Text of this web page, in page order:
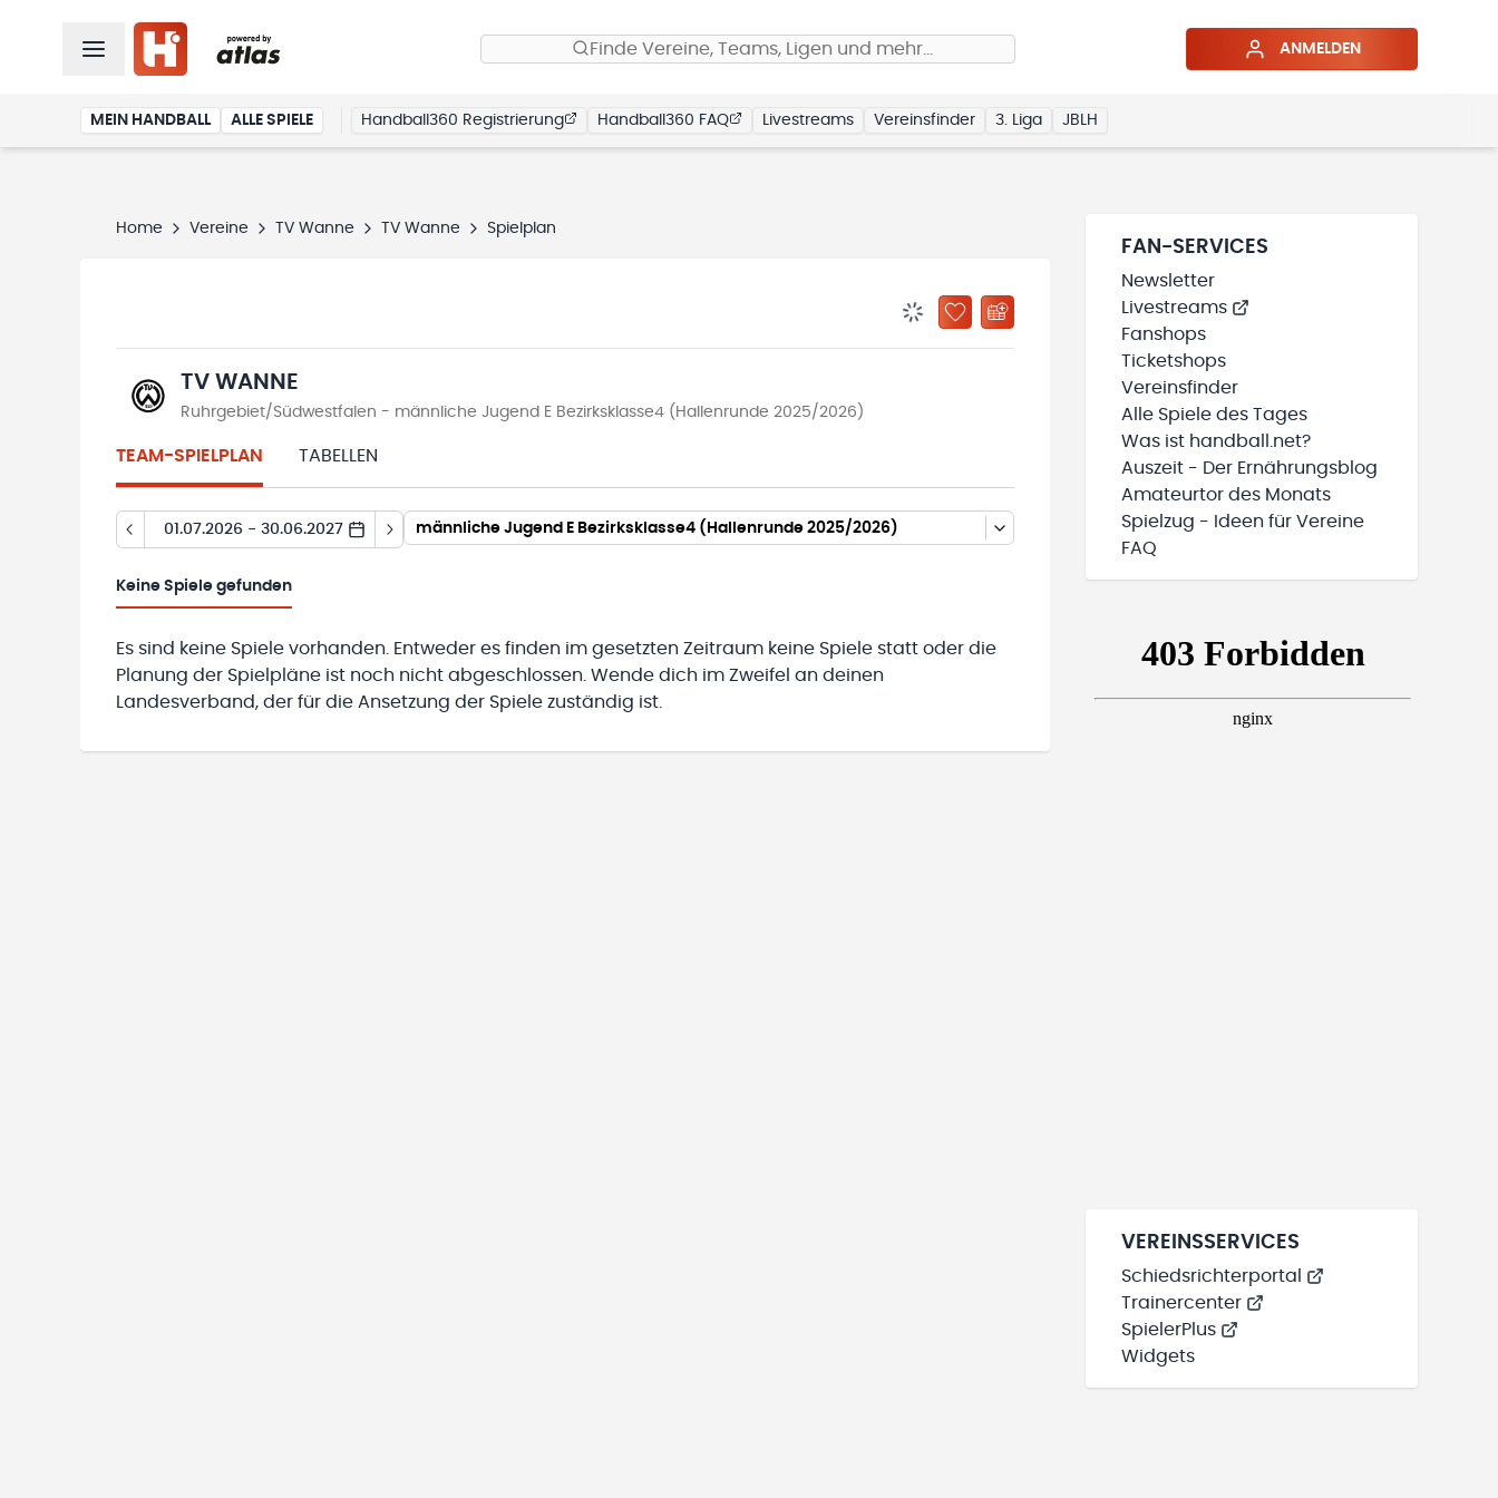
Finde Vereine, Teams, Ligen und mehr… ANMELDEN
MEIN HANDBALL ALLE SPIELE Handball360 Registrierung Handball360 FAQ Livestreams Vereinsfinder 3. Liga JBLH
Home Vereine TV Wanne TV Wanne Spielplan
BENACHRICHTIGUNGSSTATUS WIRD GELADEN
ZU „MEINE TEAMS“ HINZUFÜGEN
TV WANNE
Ruhrgebiet/Südwestfalen - männliche Jugend E Bezirksklasse4 (Hallenrunde 2025/2026)
TEAM-SPIELPLAN TABELLEN
01.07.2026 - 30.06.2027 männliche Jugend E Bezirksklasse4 (Hallenrunde 2025/2026)
Keine Spiele gefunden
Es sind keine Spiele vorhanden. Entweder es finden im gesetzten Zeitraum keine Spiele statt oder die
Planung der Spielpläne ist noch nicht abgeschlossen. Wende dich im Zweifel an deinen
Landesverband, der für die Ansetzung der Spiele zuständig ist.
FAN-SERVICES
Newsletter
Livestreams
Fanshops
Ticketshops
Vereinsfinder
Alle Spiele des Tages
Was ist handball.net?
Auszeit - Der Ernährungsblog
Amateurtor des Monats
Spielzug - Ideen für Vereine
FAQ
VEREINSSERVICES
Schiedsrichterportal
Trainercenter
SpielerPlus
Widgets